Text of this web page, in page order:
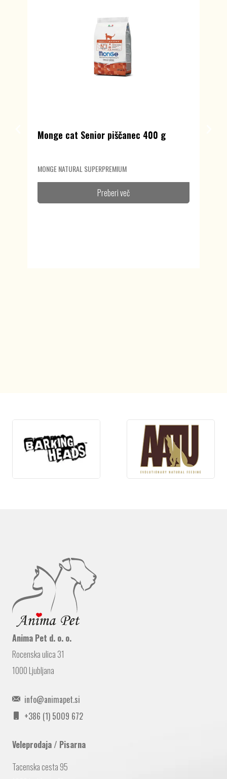
Monge cat Senior piščanec 400 g
MONGE NATURAL SUPERPREMIUM
Preberi več
Anima Pet d. o. o.
Rocenska ulica 31
1000 Ljubljana
info@animapet.si
+386 (1) 5009 672
Veleprodaja / Pisarna
Tacenska cesta 95